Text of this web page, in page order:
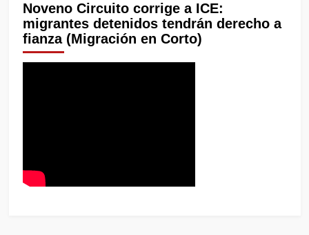
Noveno Circuito corrige a ICE:
migrantes detenidos tendrán derecho a
fianza (Migración en Corto)